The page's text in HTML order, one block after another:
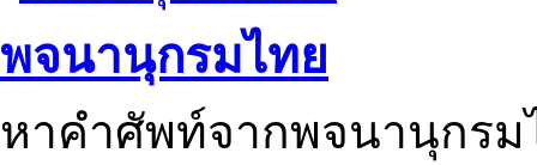
พจนานุกรมไทย
หาคำศัพท์จากพจนานุกรม